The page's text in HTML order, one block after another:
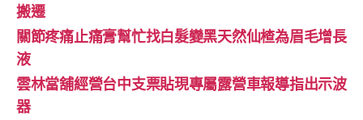
搬遷
關節疼痛止痛膏幫忙找白髮變黑天然仙楂為眉毛增長
液
雲林當舖經營台中支票貼現專屬露營車報導指出示波
器